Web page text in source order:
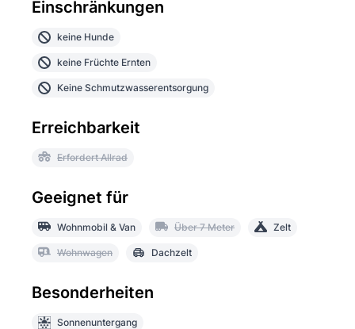
Einschränkungen
keine Hunde
keine Früchte Ernten
Keine Schmutzwasserentsorgung
Erreichbarkeit
Erfordert Allrad
Geeignet für
Wohnmobil & Van Über 7 Meter Zelt
Wohnwagen Dachzelt
Besonderheiten
Sonnenuntergang